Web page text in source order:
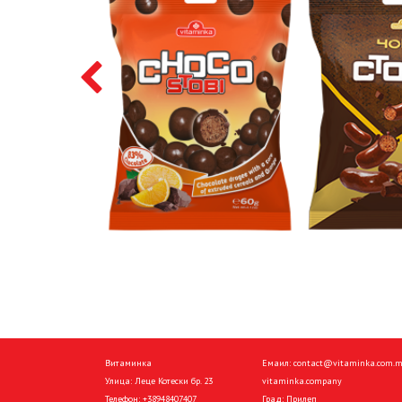
Витаминка
Улица: Леце Котески бр. 23
Телефон: +38948407407
Емаил:
vitaminka.company
Град: Прилеп